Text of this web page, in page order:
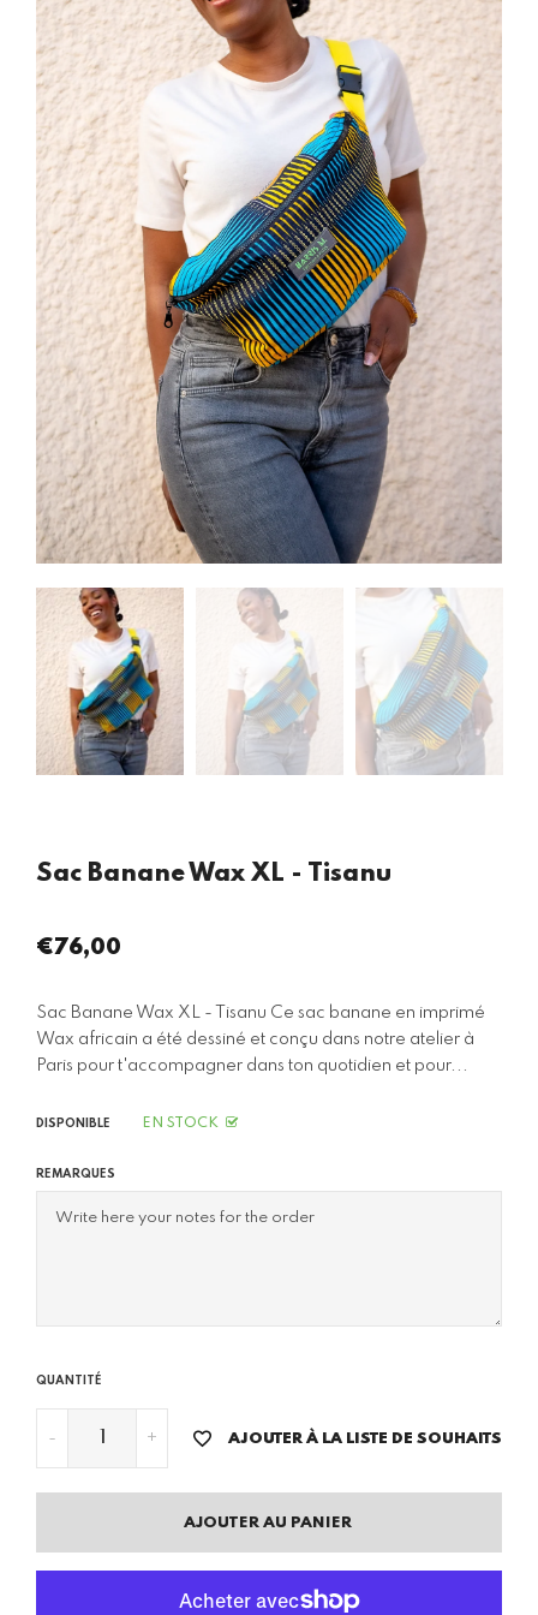
Sac Banane Wax XL - Tisanu
Prix
€76,00
Sac Banane Wax XL - Tisanu Ce sac banane en imprimé
Wax africain a été dessiné et conçu dans notre atelier à
Paris pour t'accompagner dans ton quotidien et pour...
DISPONIBLE EN STOCK
REMARQUES
QUANTITÉ
- + AJOUTER À LA LISTE DE SOUHAITS
AJOUTER AU PANIER